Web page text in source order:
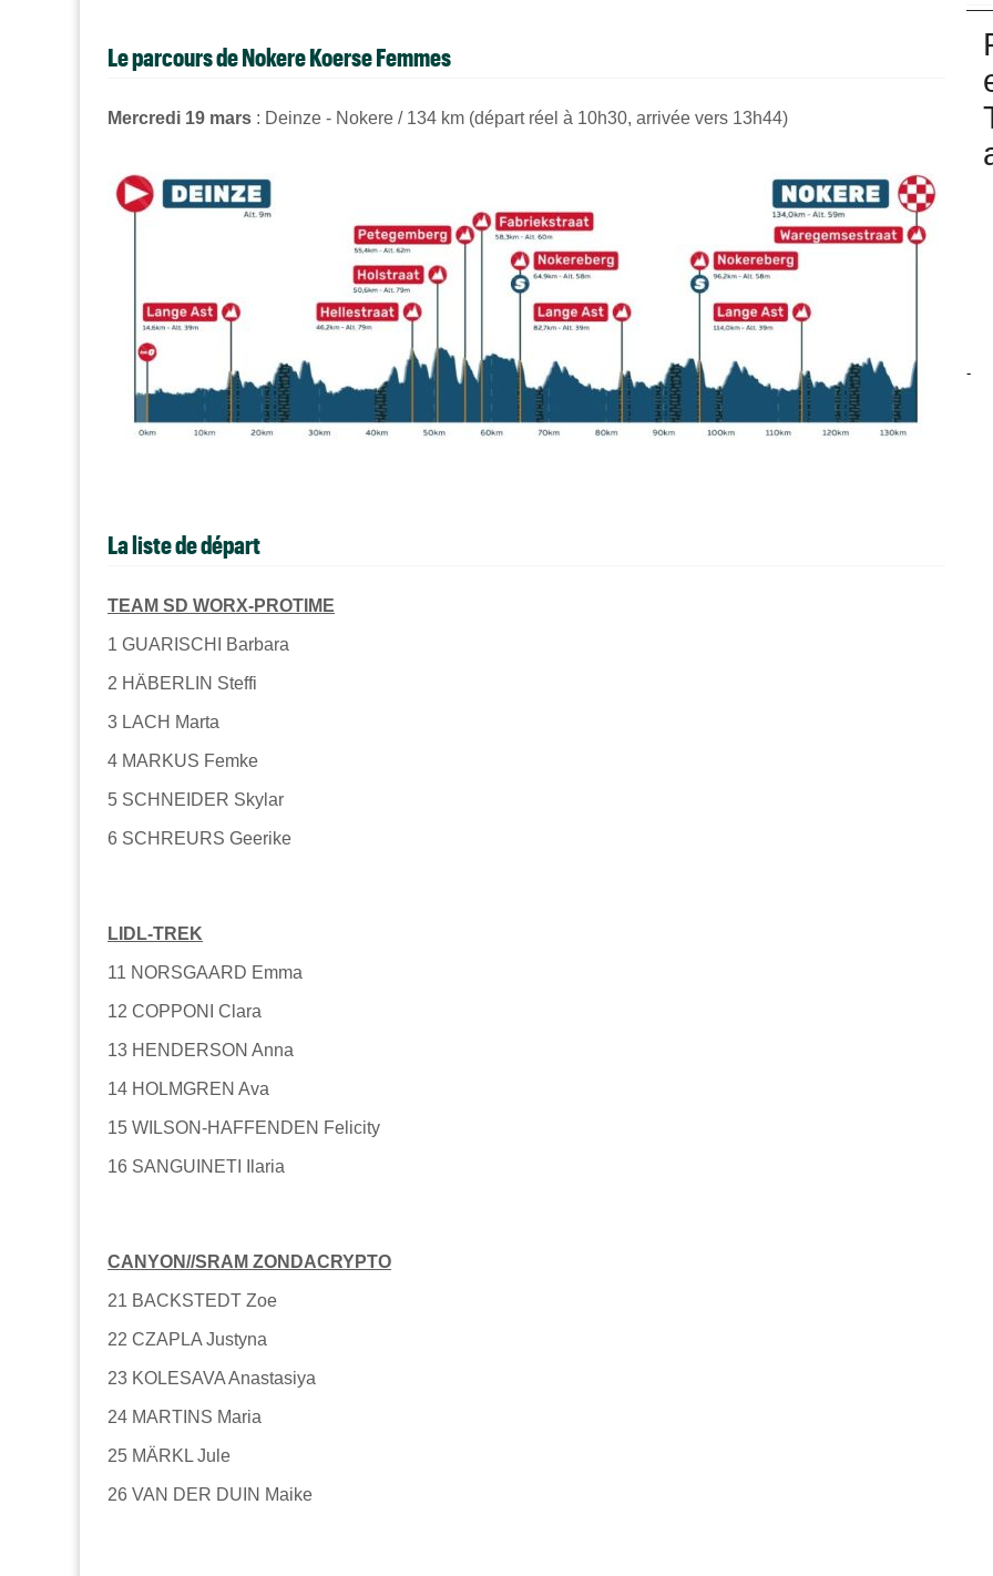
Le parcours de Nokere Koerse Femmes
Mercredi 19 mars : Deinze - Nokere / 134 km (départ réel à 10h30, arrivée vers 13h44)
La liste de départ
TEAM SD WORX-PROTIME
1 GUARISCHI Barbara
2 HÄBERLIN Steffi
3 LACH Marta
4 MARKUS Femke
5 SCHNEIDER Skylar
6 SCHREURS Geerike
LIDL-TREK
11 NORSGAARD Emma
12 COPPONI Clara
13 HENDERSON Anna
14 HOLMGREN Ava
15 WILSON-HAFFENDEN Felicity
16 SANGUINETI Ilaria
CANYON//SRAM ZONDACRYPTO
21 BACKSTEDT Zoe
22 CZAPLA Justyna
23 KOLESAVA Anastasiya
24 MARTINS Maria
25 MÄRKL Jule
26 VAN DER DUIN Maike
-